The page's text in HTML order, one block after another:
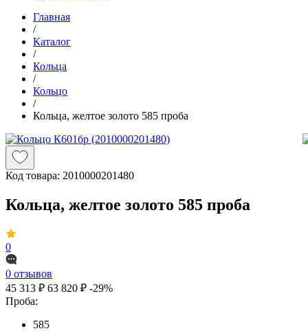
Главная
/
Каталог
/
Кольца
/
Кольцо
/
Кольца, желтое золото 585 проба
Код товара: 2010000201480
Кольца, желтое золото 585 проба
0
0 отзывов
45 313 ₽ 63 820 ₽ -29%
Проба:
585